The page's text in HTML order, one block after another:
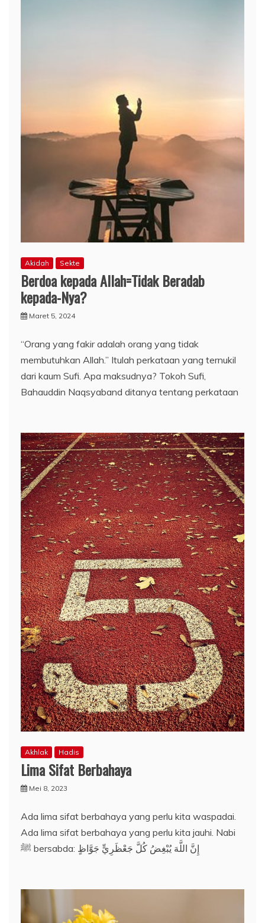
Akidah Sekte
Berdoa kepada Allah=Tidak Beradab
kepada-Nya?
Maret 5, 2024
“Orang yang fakir adalah orang yang tidak
membutuhkan Allah.” Itulah perkataan yang ternukil
dari kaum Sufi. Apa maksudnya? Tokoh Sufi,
Bahauddin Naqsyaband ditanya tentang perkataan
Akhlak Hadis
Lima Sifat Berbahaya
Mei 8, 2023
Ada lima sifat berbahaya yang perlu kita waspadai.
Ada lima sifat berbahaya yang perlu kita jauhi. Nabi
ﷺ bersabda: إِنَّ اللَّهَ يُبْغِضُ كُلَّ جَعْظَرِيٍّ جَوَّاظٍ